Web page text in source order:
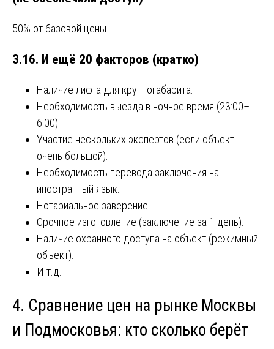
50% от базовой цены.
3.16. И ещё 20 факторов (кратко)
Наличие лифта для крупногабарита.
Необходимость выезда в ночное время (23:00–
6:00).
Участие нескольких экспертов (если объект
очень большой).
Необходимость перевода заключения на
иностранный язык.
Нотариальное заверение.
Срочное изготовление (заключение за 1 день).
Наличие охранного доступа на объект (режимный
объект).
И т.д.
4. Сравнение цен на рынке Москвы
и Подмосковья: кто сколько берёт